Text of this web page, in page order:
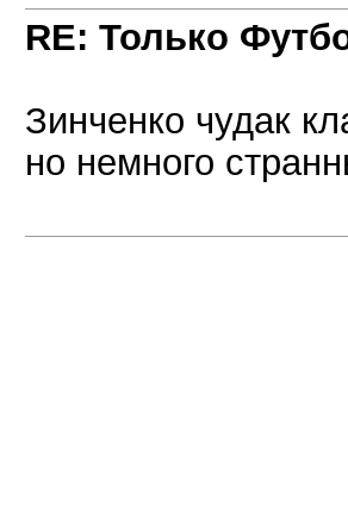
RE: Только
Зинченко чудак
но немного